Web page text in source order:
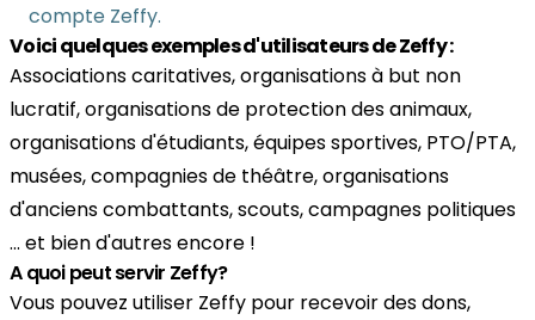
compte Zeffy.
Voici quelques exemples d'utilisateurs de Zeffy :
Associations caritatives, organisations à but non
lucratif, organisations de protection des animaux,
organisations d'étudiants, équipes sportives, PTO/PTA,
musées, compagnies de théâtre, organisations
d'anciens combattants, scouts, campagnes politiques
... et bien d'autres encore !
A quoi peut servir Zeffy?
Vous pouvez utiliser Zeffy pour recevoir des dons,